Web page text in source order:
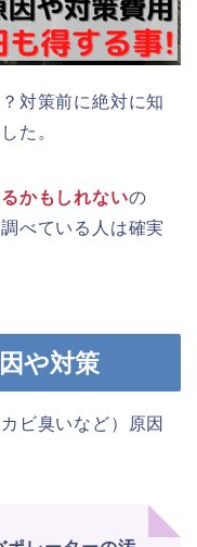
対策前に絶対に知
た。
かもしれないの
べている人は確実
や対策
ビ臭いなど）原因